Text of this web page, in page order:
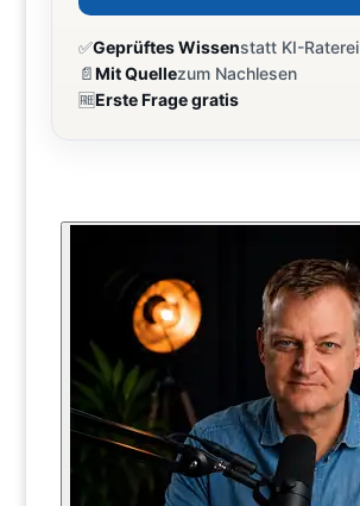
✅Geprüftes Wissenstatt KI-Raterei
📄Mit Quellezum Nachlesen
🆓Erste Frage gratis